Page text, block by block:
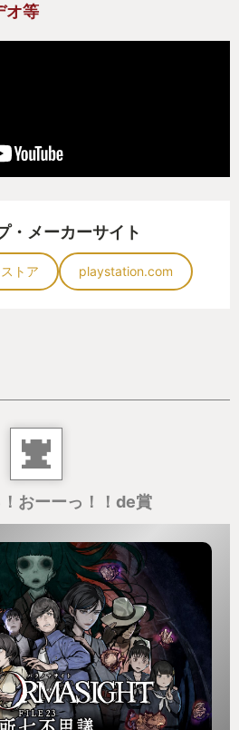
オ等
・メーカーサイト
トア playstation.com
おーーっ！！de賞